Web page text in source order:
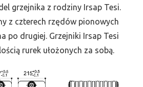
grzejnika z rodziny Irsap Tesi.
z czterech rzędów pionowych
po drugiej. Grzejniki Irsap Tesi
rurek ułożonych za sobą.